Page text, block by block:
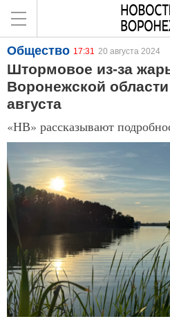
Общество 17:31 20 августа 2024
Штормовое из-за
Воронежской
августа
«НВ» рассказывают